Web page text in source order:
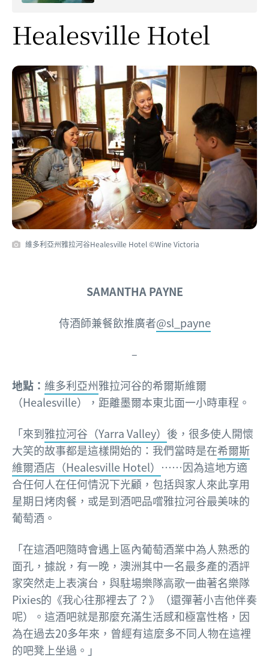
Healesville Hotel
維多利亞州雅拉河谷Healesville Hotel ©Wine Victoria
SAMANTHA PAYNE
侍酒師兼餐飲推廣者@sl_payne
–
地點： 維多利亞州雅拉河谷的希爾斯維爾
（Healesville），距離墨爾本東北面一小時車程。
「來到雅拉河谷（Yarra Valley） 後，很多使人開懷
大笑的故事都是這樣開始的：我們當時是在希爾斯
維爾酒店（Healesville Hotel） ……因為這地方適
合任何人在任何情況下光顧，包括與家人來此享用
星期日烤肉餐，或是到酒吧品嚐雅拉河谷最美味的
葡萄酒。
「在這酒吧隨時會遇上區內葡萄酒業中為人熟悉的
面孔，據說，有一晚，澳洲其中一名最多產的酒評
家突然走上表演台，與駐場樂隊高歌一曲著名樂隊
Pixies的《我心往那裡去了？》（還彈著小吉他伴奏
呢）。這酒吧就是那麼充滿生活感和極富性格，因
為在過去20多年來，曾經有這麼多不同人物在這裡
的吧凳上坐過。」